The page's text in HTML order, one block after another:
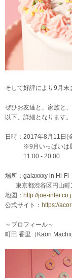
そして好評により9月末
ぜひお友達と、家族と
以下、詳細となります。
日時：2017年8月11日(
※9月いっぱいは展
11:00 - 20:00
場所：galaxxxy in Hi-Fi
東京都渋谷区円山町
地図： http://joe-
公式サイト： https://
～プロフィール～
町田 香里（Kaori